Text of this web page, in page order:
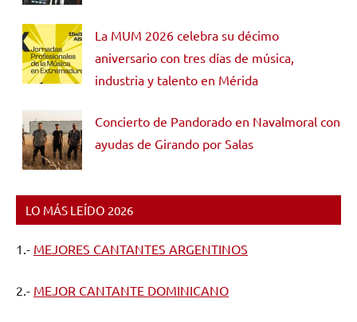
La MUM 2026 celebra su décimo
aniversario con tres días de música,
industria y talento en Mérida
Concierto de Pandorado en Navalmoral con
ayudas de Girando por Salas
LO MÁS LEÍDO 2026
1.- MEJORES CANTANTES ARGENTINOS
2.- MEJOR CANTANTE DOMINICANO